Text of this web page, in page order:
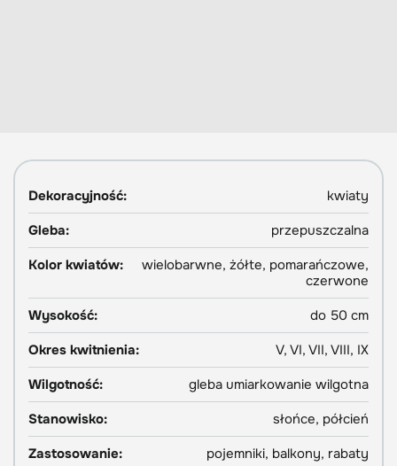
Dekoracyjność:
kwiaty
Gleba:
przepuszczalna
Kolor kwiatów:
wielobarwne, żółte, pomarańczowe,
czerwone
Wysokość:
do 50 cm
Okres kwitnienia:
V, VI, VII, VIII, IX
Wilgotność:
gleba umiarkowanie wilgotna
Stanowisko:
słońce, półcień
Zastosowanie:
pojemniki, balkony, rabaty